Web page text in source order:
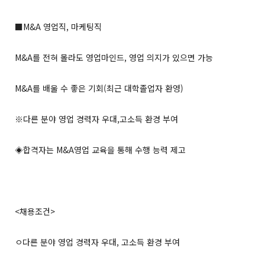
■M&A 영업직, 마케팅직
M&A를 전혀 몰라도 영업마인드, 영업 의지가 있으면 가능
M&A를 배울 수 좋은 기회(최근 대학졸업자 환영)
※다른 분야 영업 경력자 우대,고소득 환경 부여
◈합격자는 M&A영업 교육을 통해 수행 능력 제고
<채용조건>
ㅇ다른 분야 영업 경력자 우대, 고소득 환경 부여